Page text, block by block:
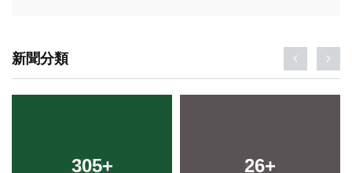
新聞分類
305+ 26+